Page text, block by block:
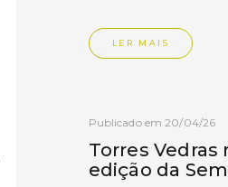
LER MAIS
Publicado em 20/04/26
Torres Vedras
edição da